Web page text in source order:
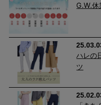
どんなトップスにも合わせ
G.W.
ハレの
ツ